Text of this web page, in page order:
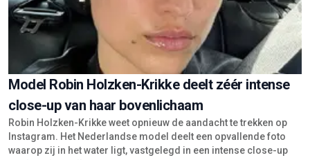
Model Robin Holzken-Krikke deelt zéér intense
close-up van haar bovenlichaam
Robin Holzken-Krikke weet opnieuw de aandacht te trekken op
Instagram. Het Nederlandse model deelt een opvallende foto
waarop zij in het water ligt, vastgelegd in een intense close-up